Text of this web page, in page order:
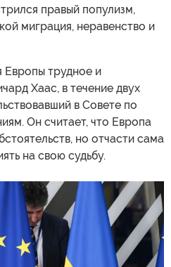
правый популизм,
миграция, неравенство и
Европы трудное и
Хаас, в течение двух
в Совете по
Он считает, что Европа
но отчасти сама
на свою судьбу.